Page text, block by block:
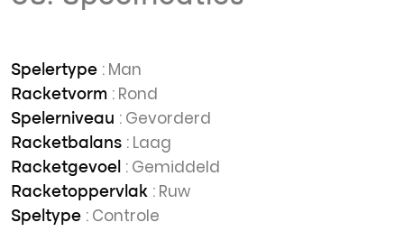
Spelertype : Man
Racketvorm : Rond
Spelerniveau : Gevorderd
Racketbalans : Laag
Racketgevoel : Gemiddeld
Racketoppervlak : Ruw
Speltype : Controle